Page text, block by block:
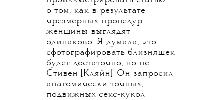
о том, как в результате
чрезмерных процедур
женщины выглядят
одинаково. Я думала, что
сфотографировать близняшек
будет достаточно, но не
Стивен [Кляйн]! Он запросил
анатомически точных,
подвижных секс-кукол